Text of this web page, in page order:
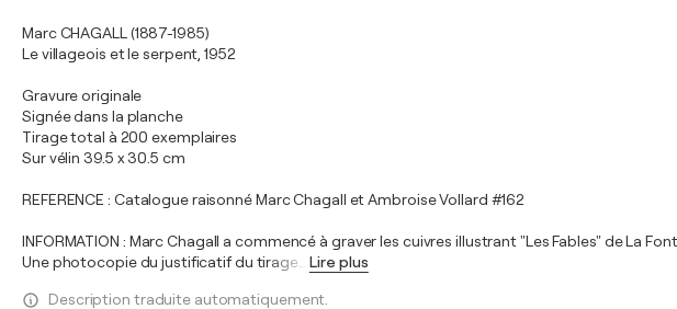
Marc CHAGALL (1887-1985)
Le villageois et le serpent, 1952
Gravure originale
Signée dans la planche
Tirage total à 200 exemplaires
Sur vélin 39.5 x 30.5 cm
REFERENCE : Catalogue raisonné Marc Chagall et Ambroise Vollard #162
INFORMATION : Marc Chagall a commencé à graver les cuivres illustrant "Les Fables" de La
Une photocopie du justificatif du tirage
Lire plus
Description traduite automatiquement.